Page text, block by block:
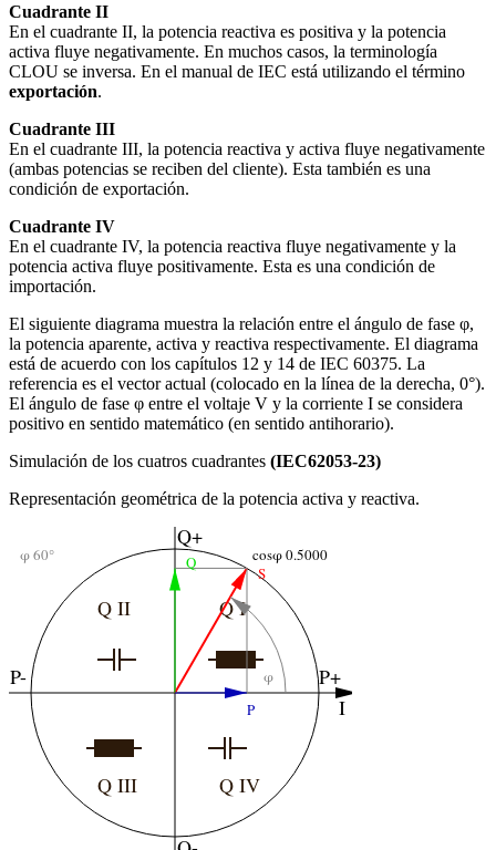
Cuadrante II
En el cuadrante II, la potencia reactiva es positiva y la potencia
activa fluye negativamente. En muchos casos, la terminología
CLOU se inversa. En el manual de IEC está utilizando el término
exportación.
Cuadrante III
En el cuadrante III, la potencia reactiva y activa fluye negativamente
(ambas potencias se reciben del cliente). Esta también es una
condición de exportación.
Cuadrante IV
En el cuadrante IV, la potencia reactiva fluye negativamente y la
potencia activa fluye positivamente. Esta es una condición de
importación.
El siguiente diagrama muestra la relación entre el ángulo de fase φ,
la potencia aparente, activa y reactiva respectivamente. El diagrama
está de acuerdo con los capítulos 12 y 14 de IEC 60375. La
referencia es el vector actual (colocado en la línea de la derecha, 0°).
El ángulo de fase φ entre el voltaje V y la corriente I se considera
positivo en sentido matemático (en sentido antihorario).
Simulación de los cuatros cuadrantes (IEC62053-23)
Representación geométrica de la potencia activa y reactiva.